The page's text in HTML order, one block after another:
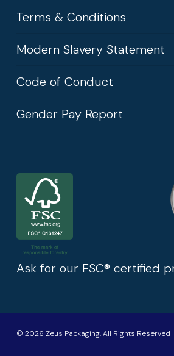
Terms & Conditions
Modern Slavery Statement
Code of Conduct
Gender Pay Report
Ask for our FSC® certified
© 2026 Zeus Packaging. All Rights Reserved